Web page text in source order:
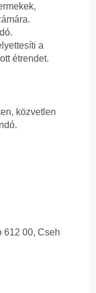
a
étrendet.
közvetlen
612 00, Cseh